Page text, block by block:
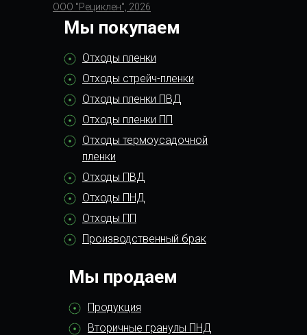
ООО "Рециклен", 2026
Продукция
Вторичные гранулы ПНД
Мы продаем
Отходы пленки
Отходы стрейч-пленки
Отходы пленки ПВД
Отходы пленки ПП
Отходы термоусадочной
пленки
Отходы ПВД
Отходы ПНД
Отходы ПП
Производственный брак
Мы покупаем